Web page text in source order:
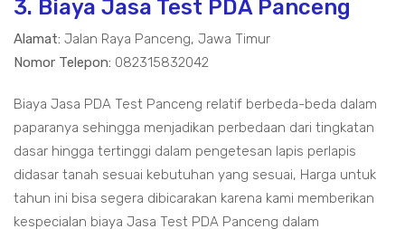
3. Biaya Jasa Test PDA Panceng
Alamat: Jalan Raya Panceng, Jawa Timur
Nomor Telepon: 082315832042
Biaya Jasa PDA Test Panceng relatif berbeda-beda dalam
paparanya sehingga menjadikan perbedaan dari tingkatan
dasar hingga tertinggi dalam pengetesan lapis perlapis
didasar tanah sesuai kebutuhan yang sesuai, Harga untuk
tahun ini bisa segera dibicarakan karena kami memberikan
kespecialan biaya Jasa Test PDA Panceng dalam